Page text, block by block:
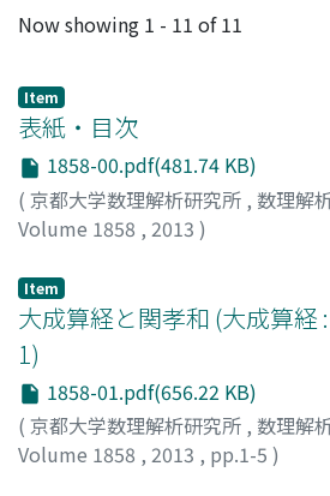
Recent Submissions
Now showing 1 - 11 of 11
Item
表紙・目次
1858-00.pdf(481.74 KB)
( 京都大学数理解析研究所 , 数理解
Volume 1858 , 2013 )
Item
大成算経と関孝和 (大成算経
1)
1858-01.pdf(656.22 KB)
( 京都大学数理解析研究所 , 数理解
Volume 1858 , 2013 , pp.1-5 )